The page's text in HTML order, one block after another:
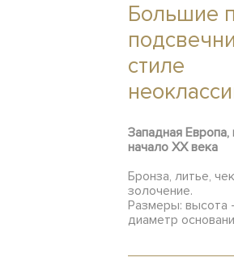
Большие
стиле
Западная
начало ХХ века
Бронза, литье,
золочение.
Размеры: высота
диаметр